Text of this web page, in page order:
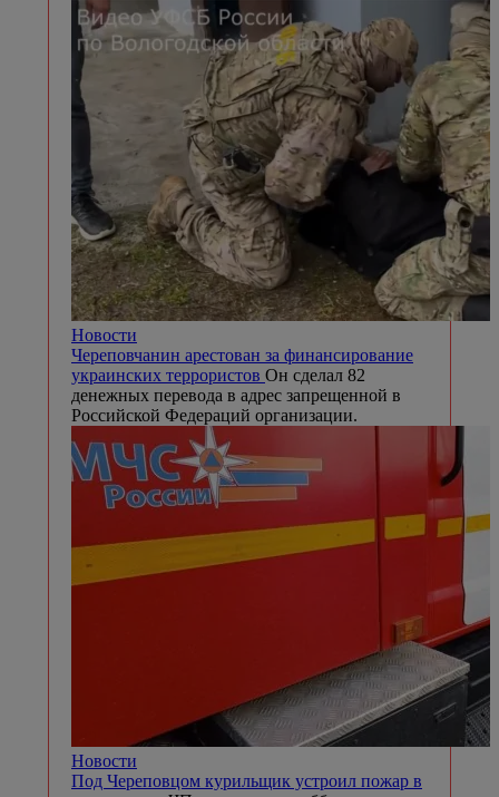
Новости
Череповчанин арестован за финансирование
украинских террористов Он сделал 82
денежных перевода в адрес запрещенной в
Российской Федераций организации.
Новости
Под Череповцом курильщик устроил пожар в